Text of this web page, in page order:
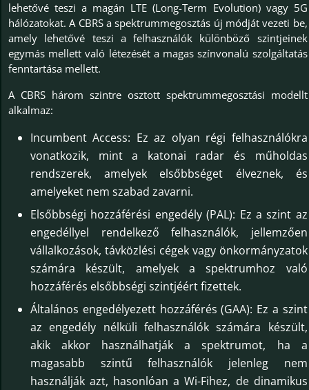
lehetővé teszi a magán LTE (Long-Term Evolution) vagy 5G
hálózatokat. A CBRS a spektrummegosztás új módját vezeti be,
amely lehetővé teszi a felhasználók különböző szintjeinek
egymás mellett való létezését a magas színvonalú szolgáltatás
fenntartása mellett.
A CBRS három szintre osztott spektrummegosztási modellt
alkalmaz:
Incumbent Access: Ez az olyan régi felhasználókra
vonatkozik, mint a katonai radar és műholdas
rendszerek, amelyek elsőbbséget élveznek, és
amelyeket nem szabad zavarni.
Elsőbbségi hozzáférési engedély (PAL): Ez a szint az
engedéllyel rendelkező felhasználók, jellemzően
vállalkozások, távközlési cégek vagy önkormányzatok
számára készült, amelyek a spektrumhoz való
hozzáférés elsőbbségi szintjéért fizettek.
Általános engedélyezett hozzáférés (GAA): Ez a szint
az engedély nélküli felhasználók számára készült,
akik akkor használhatják a spektrumot, ha a
magasabb szintű felhasználók jelenleg nem
használják azt, hasonlóan a Wi-Fihez, de dinamikus